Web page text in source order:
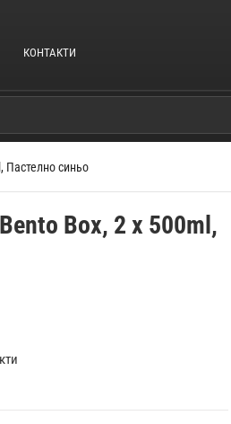
КОНТАКТИ
Пастелно синьо
Box, 2 x 500ml,